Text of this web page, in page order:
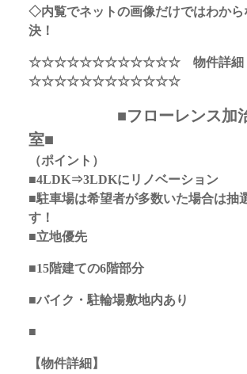
◇内覧でネットの画像だけではわから
決！
☆☆☆☆☆☆☆☆☆☆☆☆ 物件詳
☆☆☆☆☆☆☆☆☆☆☆☆
■フローレンス加
室■
（ポイント）
■4LDK⇒3LDKにリノベーション
■駐車場は希望者が多数いた場合は抽
す！
■立地優先
■15階建ての6階部分
■バイク・駐輪場敷地内あり
■
【物件詳細】